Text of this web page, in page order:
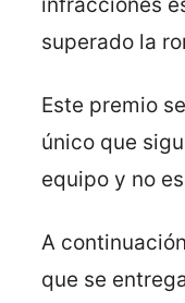
infracciones
superado la
Este premio
único que
equipo y no
A
que se